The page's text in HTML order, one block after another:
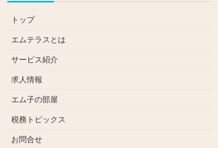
トップ
エムテラスとは
サービス紹介
求人情報
エム子の部屋
税務トピックス
お問合せ